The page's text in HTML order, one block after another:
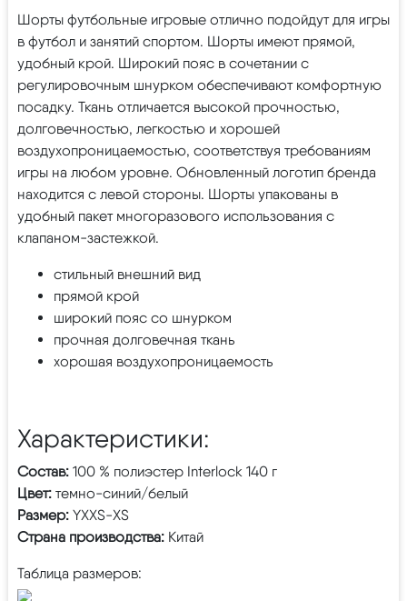
Шорты футбольные игровые отлично подойдут для игры
в футбол и занятий спортом. Шорты имеют прямой,
удобный крой. Широкий пояс в сочетании с
регулировочным шнурком обеспечивают комфортную
посадку. Ткань отличается высокой прочностью,
долговечностью, легкостью и хорошей
воздухопроницаемостью, соответствуя требованиям
игры на любом уровне. Обновленный логотип бренда
находится с левой стороны. Шорты упакованы в
удобный пакет многоразового использования с
клапаном-застежкой.
стильный внешний вид
прямой крой
широкий пояс со шнурком
прочная долговечная ткань
хорошая воздухопроницаемость
Характеристики:
Состав: 100 % полиэстер Interlock 140 г
Цвет: темно-синий/белый
Размер: YXXS-XS
Страна производства: Китай
Таблица размеров: